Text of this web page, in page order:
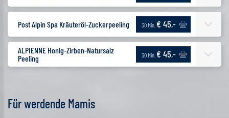
Post Alpin Spa Kräuteröl-Zuckerpeeling 30 Min. € 45,-
ALPIENNE Honig-Zirben-Natursalz
Peeling
30 Min. € 45,-
Für werdende Mamis